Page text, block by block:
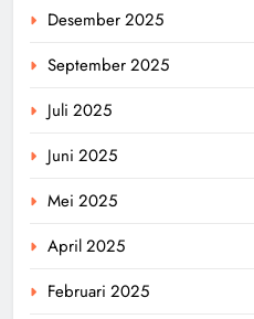
Desember 2025
September 2025
Juli 2025
Juni 2025
Mei 2025
April 2025
Februari 2025